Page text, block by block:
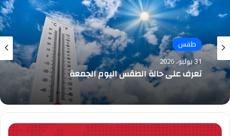
طقس
طقس
29 يوليو، 2026
تعرف على حالة الطقس غدا الخميس
عاجل